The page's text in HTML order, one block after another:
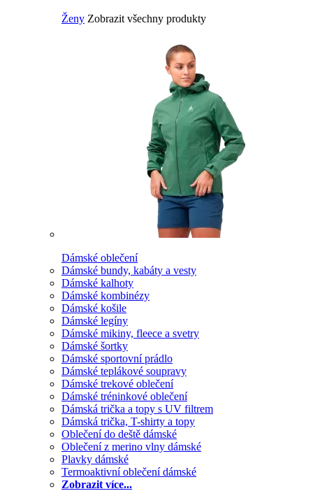
Ženy Zobrazit všechny produkty
Dámské oblečení
Dámské bundy, kabáty a vesty
Dámské kalhoty
Dámské kombinézy
Dámské košile
Dámské legíny
Dámské mikiny, fleece a svetry
Dámské šortky
Dámské sportovní prádlo
Dámské teplákové soupravy
Dámské trekové oblečení
Dámské tréninkové oblečení
Dámská trička a topy s UV filtrem
Dámská trička, T-shirty a topy
Oblečení do deště dámské
Oblečení z merino vlny dámské
Plavky dámské
Termoaktivní oblečení dámské
Zobrazit více...